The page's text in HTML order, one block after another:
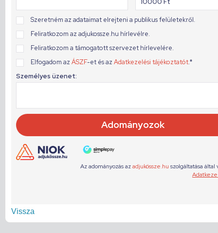
Vissza